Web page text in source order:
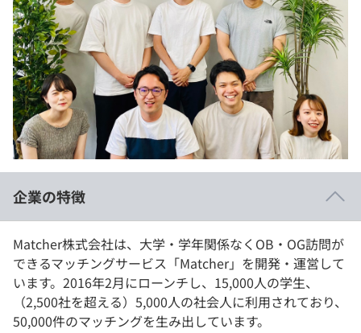
新卒エージェント
イベント・セミナー
インタビュー
4択課題
ナレッジ
リファレンス
プラン
個人向けプラン
法人向けプラン
学校向けプラン
契約内容・クーポン
SQL
評価結果一覧
再チャレンジ結果一覧
メディア
Tech Team Journal
paiza times
note
paizaとは？
企業の特徴
Matcher株式会社は、大学・学年関係なくOB・OG訪問が
できるマッチングサービス「Matcher」を開発・運営して
います。2016年2月にローンチし、15,000人の学生、
（2,500社を超える）5,000人の社会人に利用されており、
50,000件のマッチングを生み出しています。